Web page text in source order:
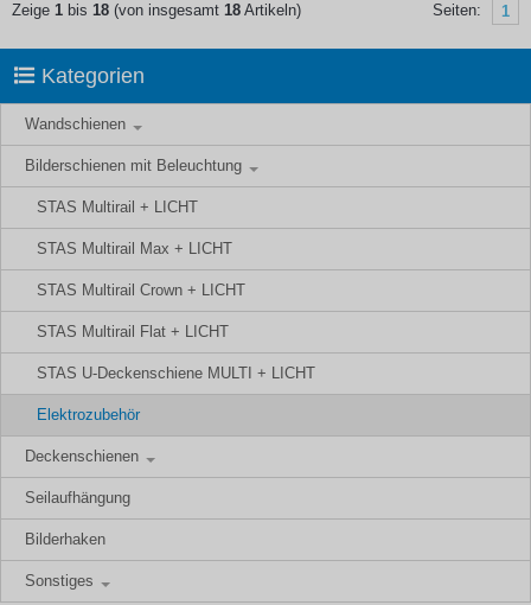
Zeige 1 bis 18 (von insgesamt 18 Artikeln) Seiten: 1
Kategorien
Wandschienen
Bilderschienen mit Beleuchtung
STAS Multirail + LICHT
STAS Multirail Max + LICHT
STAS Multirail Crown + LICHT
STAS Multirail Flat + LICHT
STAS U-Deckenschiene MULTI + LICHT
Elektrozubehör
Deckenschienen
Seilaufhängung
Bilderhaken
Sonstiges